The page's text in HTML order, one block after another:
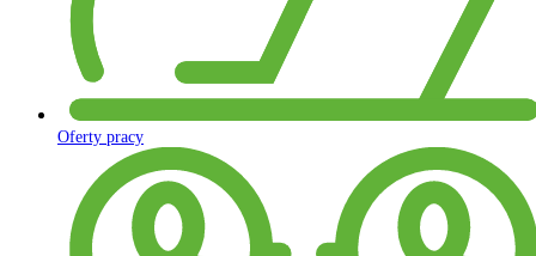
Oferty pracy